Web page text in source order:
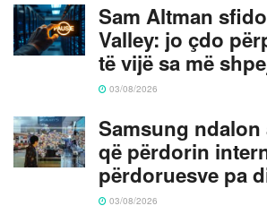
Sam Altman
Valley: jo çdo
të vijë sa më
03/08/2026
Samsung
që përdorin
përdoruesve pa
03/08/2026